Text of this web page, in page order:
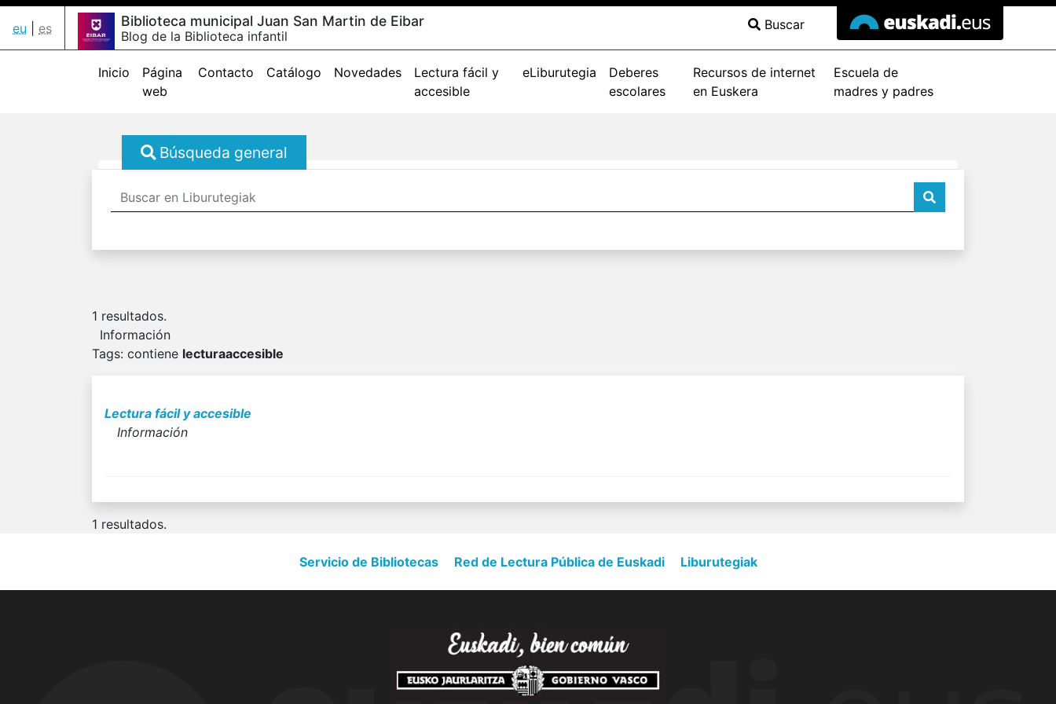
eu es Biblioteca municipal Juan San Martin de Eibar
Blog de la Biblioteca infantil
Buscar
Inicio
Página
web
Contacto Catálogo Novedades
Lectura fácil y
accesible
eLiburutegia
Deberes
escolares
Recursos de internet
en Euskera
Escuela de
madres y padres
Búsqueda general
1 resultados.
Información
Tags: contiene lecturaaccesible
Lectura fácil y accesible
Información
1 resultados.
Servicio de Bibliotecas Red de Lectura Pública de Euskadi Liburutegiak